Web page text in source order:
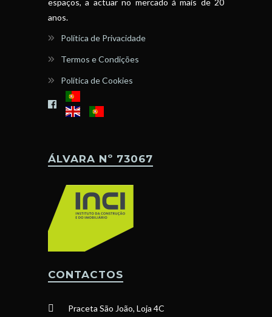
anos.
Política de Privacidade
Termos e Condições
Política de Cookies
ÁLVARA Nº 73067
CONTACTOS
Praceta São João, Loja 4C